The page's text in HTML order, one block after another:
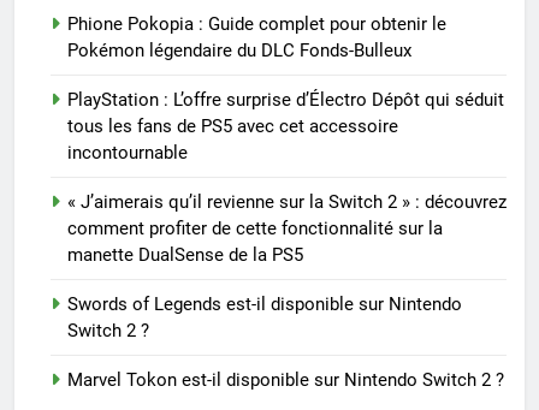
Phione Pokopia : Guide complet pour obtenir le
Pokémon légendaire du DLC Fonds-Bulleux
PlayStation : L’offre surprise d’Électro Dépôt qui séduit
tous les fans de PS5 avec cet accessoire
incontournable
« J’aimerais qu’il revienne sur la Switch 2 » : découvrez
comment profiter de cette fonctionnalité sur la
manette DualSense de la PS5
Swords of Legends est-il disponible sur Nintendo
Switch 2 ?
Marvel Tokon est-il disponible sur Nintendo Switch 2 ?